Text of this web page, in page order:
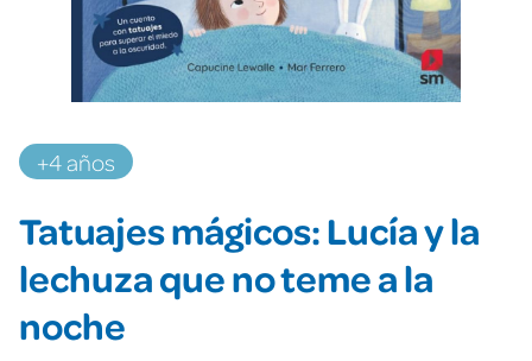
+4 años
Tatuajes mágicos: Lucía y la
lechuza que no teme a la
noche